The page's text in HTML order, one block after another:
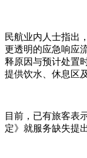
民航业内人士指出
更透明的应急响应
释原因与预计处置
提供饮水、休息区
目前，已有旅客表
定》就服务缺失提